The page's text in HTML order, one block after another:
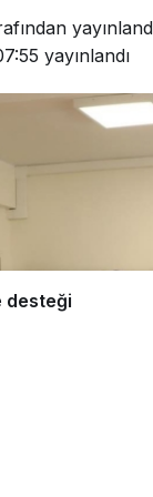
yayınlandı
desteği